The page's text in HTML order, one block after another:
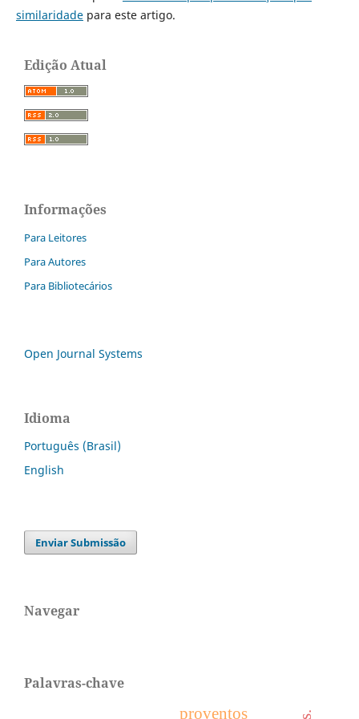
similaridadepara este artigo.
Edição Atual
Informações
Para Leitores
Para Autores
Para Bibliotecários
Open Journal Systems
Idioma
Português (Brasil)
English
Enviar Submissão
Navegar
Palavras-chave
proventos